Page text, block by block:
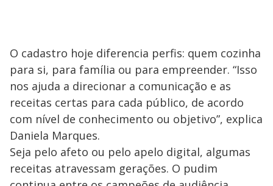
O cadastro hoje diferencia perfis: quem cozinha
para si, para família ou para empreender. “Isso
nos ajuda a direcionar a comunicação e as
receitas certas para cada público, de acordo
com nível de conhecimento ou objetivo”, explica
Daniela Marques.
Seja pelo afeto ou pelo apelo digital, algumas
receitas atravessam gerações. O pudim